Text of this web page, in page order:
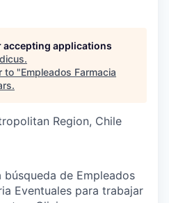
accepting applications
.
to "Empleados Farmacia
.
Region, Chile
de Empleados
Eventuales para trabajar